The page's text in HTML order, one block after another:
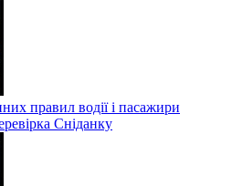
правил водії і пасажири
Сніданку